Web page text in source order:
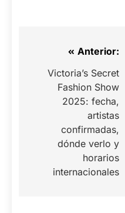
Navegación
entradas
Anterior:
Victoria’s Secret
Fashion Show
2025: fecha,
artistas
confirmadas,
dónde verlo y
horarios
internacionales